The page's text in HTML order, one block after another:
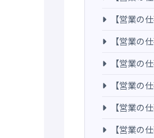
【営業の
【営業の
【営業の
【営業の
【営業の
【営業の